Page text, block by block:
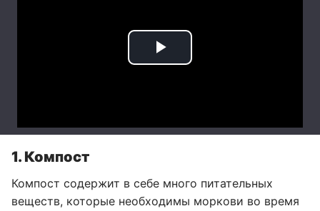
1. Компост
Компост содержит в себе много питательных
веществ, которые необходимы моркови во время